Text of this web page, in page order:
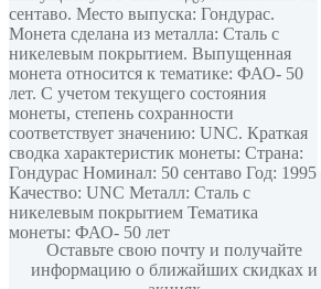
сентаво. Место выпуска: Гондурас.
Монета сделана из металла: Сталь с
никелевым покрытием. Выпущенная
монета относится к тематике: ФАО- 50
лет. С учетом текущего состояния
монеты, степень сохранности
соответствует значению: UNC. Краткая
сводка характеристик монеты: Страна:
Гондурас Номинал: 50 сентаво Год: 1995
Качество: UNC Металл: Сталь с
никелевым покрытием Тематика
монеты: ФАО- 50 лет
Мы в соцсетях
Оставьте свою почту и получайте
информацию о ближайших скидках и